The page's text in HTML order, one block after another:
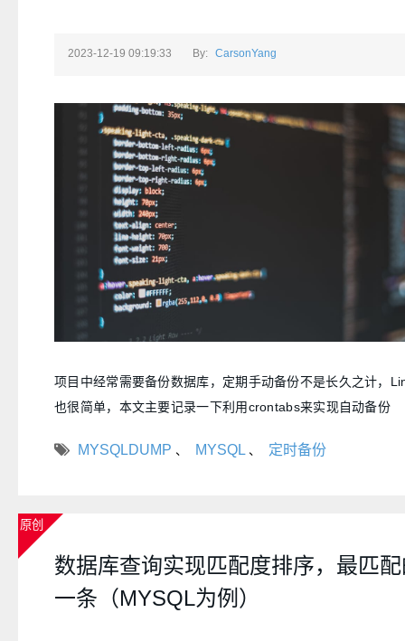
2023-12-19 09:19:33 By: CarsonYang
项目中经常需要备份数据库，定期手动备份不是长久之计，
也很简单，本文主要记录一下利用crontabs来实现自动备份
MYSQLDUMP 、 MYSQL 、 定时备份
原创
数据库查询实现匹配度排序，最匹
一条（MYSQL为例）